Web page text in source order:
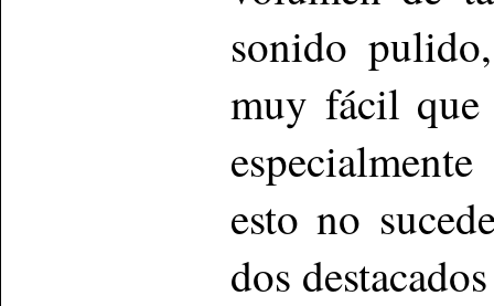
sonido
muy fácil que
esto no
dos